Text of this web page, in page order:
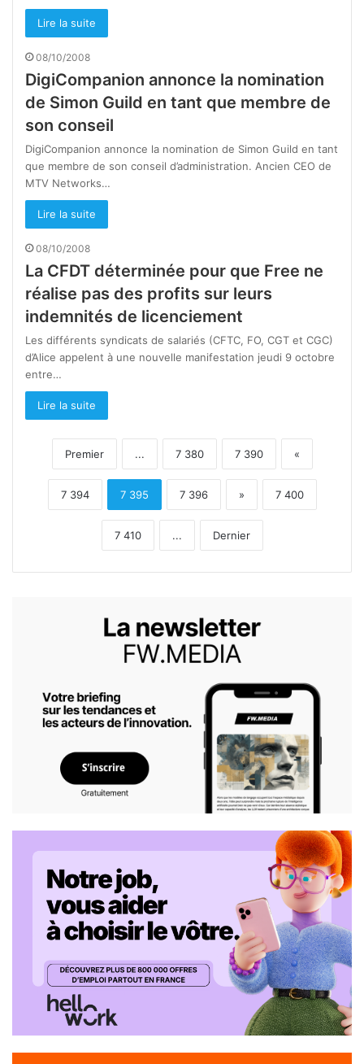
Lire la suite
08/10/2008
DigiCompanion annonce la nomination
de Simon Guild en tant que membre de
son conseil
DigiCompanion annonce la nomination de Simon Guild en tant
que membre de son conseil d’administration. Ancien CEO de
MTV Networks…
Lire la suite
08/10/2008
La CFDT déterminée pour que Free ne
réalise pas des profits sur leurs
indemnités de licenciement
Les différents syndicats de salariés (CFTC, FO, CGT et CGC)
d’Alice appelent à une nouvelle manifestation jeudi 9 octobre
entre…
Lire la suite
Premier ... 7 380 7 390 «
7 394 7 395 7 396 » 7 400
7 410 ... Dernier